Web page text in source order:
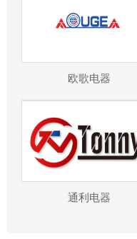
欧歌电器
通利电器